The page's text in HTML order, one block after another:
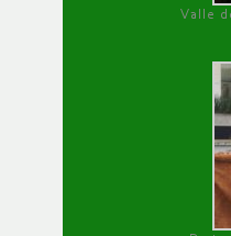
Valle